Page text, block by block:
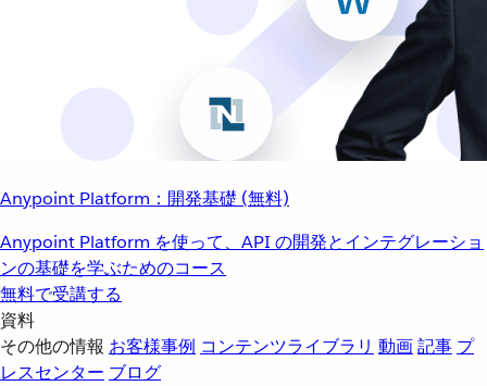
Anypoint Platform：開発基礎 (無料)
Anypoint Platform を使って、API の開発とインテグレーショ
ンの基礎を学ぶためのコース
無料で受講する
資料
その他の情報 お客様事例 コンテンツライブラリ 動画記事 プ
レスセンター ブログ